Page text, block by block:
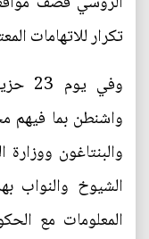
تكرار للاتهامات
وفي
واشنطن بما فيهم
الشيوخ والنواب
المعلومات مع